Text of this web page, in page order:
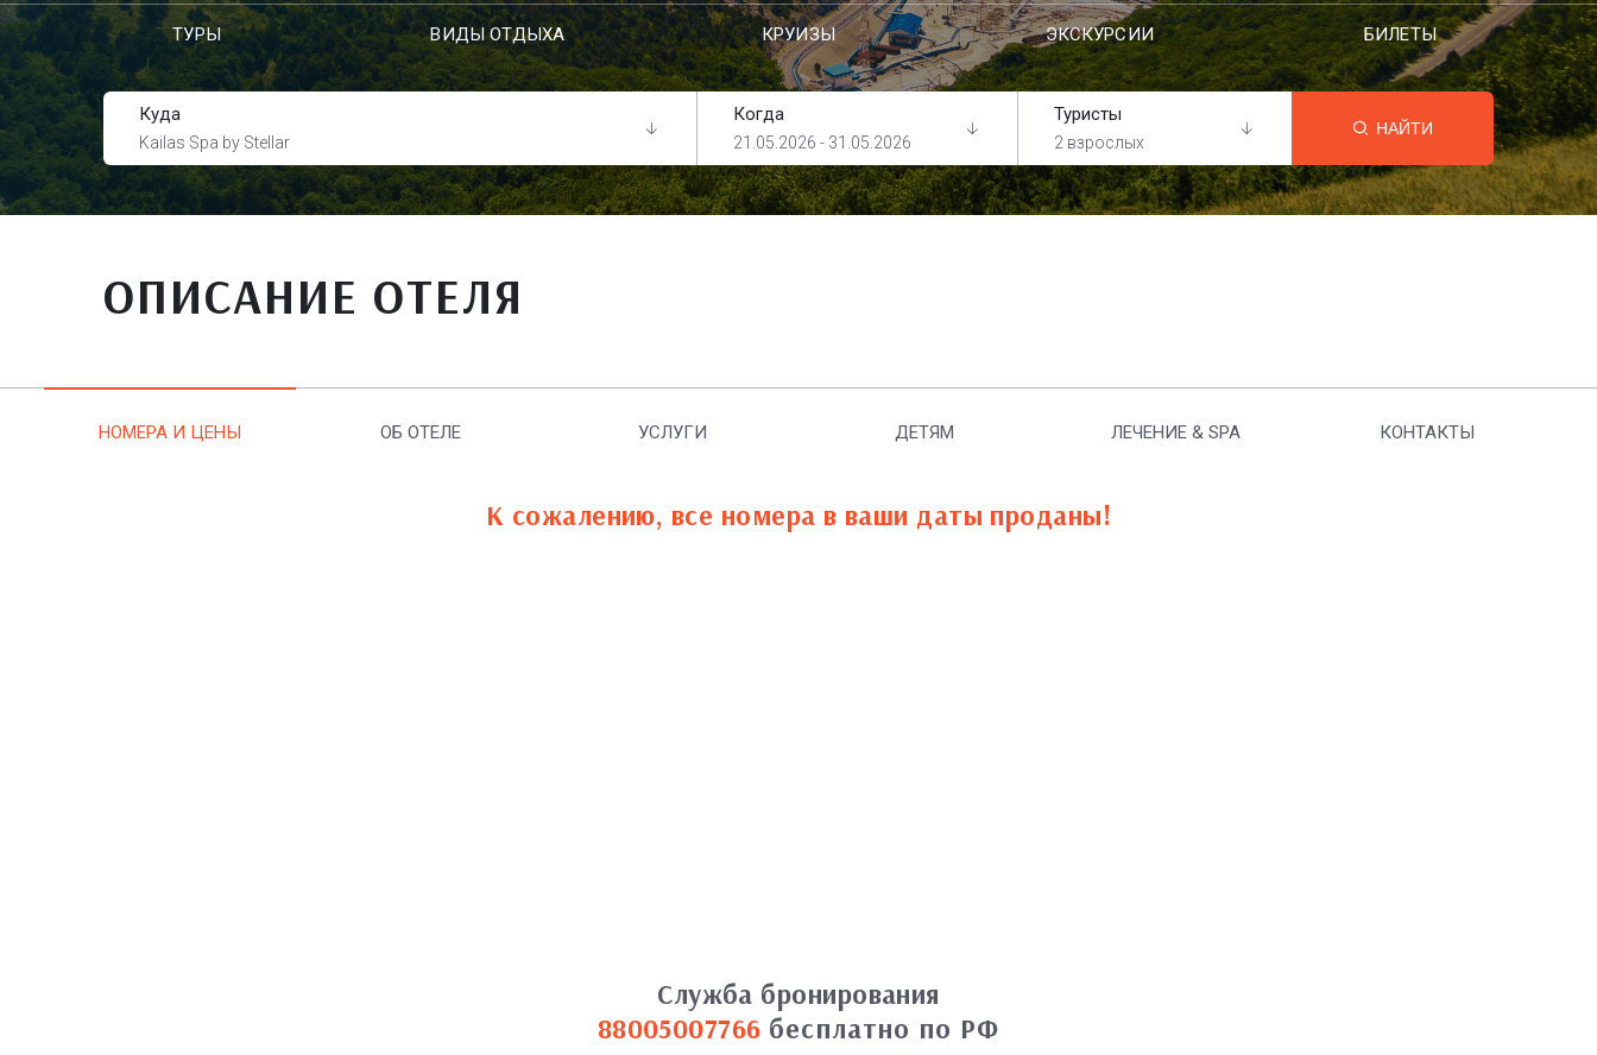
ТУРЫ ВИДЫ ОТДЫХА КРУИЗЫ ЭКСКУРСИИ БИЛЕТЫ
Куда
Kailas Spa by Stellar
Когда
21.05.2026 - 31.05.2026
Туристы
2 взрослых
НАЙТИ
ОПИСАНИЕ ОТЕЛЯ
НОМЕРА И ЦЕНЫ ОБ ОТЕЛЕ УСЛУГИ ДЕТЯМ ЛЕЧЕНИЕ & SPA КОНТАКТЫ
К сожалению, все номера в ваши даты проданы!
Служба бронирования
88005007766 бесплатно по РФ